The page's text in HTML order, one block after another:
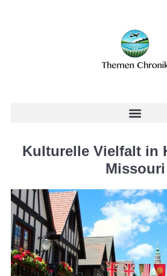
Kulturelle Vielfalt in
Missouri